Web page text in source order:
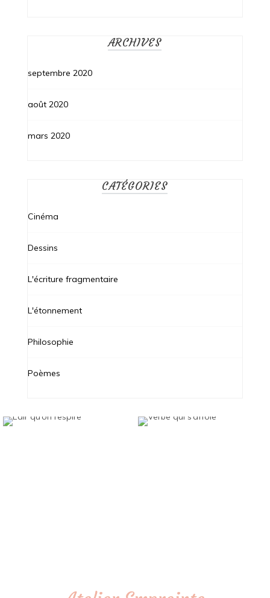
ARCHIVES
septembre 2020
août 2020
mars 2020
CATÉGORIES
Cinéma
Dessins
L'écriture fragmentaire
L'étonnement
Philosophie
Poèmes